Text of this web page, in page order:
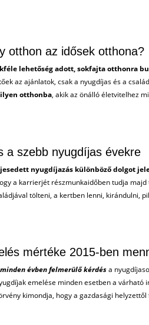
otthon az idősek otthona?
lehetőség adott, sokfajta otthonra
az ajánlatok, csak a nyugdíjas és a
otthonba, akik az önálló életvitelhez
a szebb nyugdíjas évekre
nyugdíjazás különböző dolgot
a karrierjét részmunkaidőben tudja majd
tölteni, a kertben lenni, kirándulni,
mértéke 2015-ben
évben felmerülő kérdésa
emelése minden esetben a várható
kimondja, hogy a gazdasági